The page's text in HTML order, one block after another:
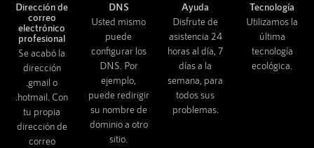
Dirección de
correo
electrónico
profesional
Se acabó la
dirección
.gmail o
.hotmail. Con
tu propia
dirección de
correo
DNS
Usted mismo
puede
configurar los
DNS. Por
ejemplo,
puede redirigir
su nombre de
dominio a otro
sitio.
Ayuda
Disfrute de
asistencia 24
horas al día, 7
días a la
semana, para
todos sus
problemas.
Tecnología
Utilizamos la
última
tecnología
ecológica.